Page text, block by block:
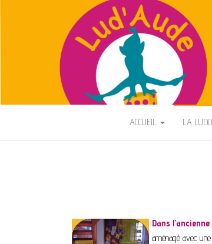
ACCUEIL LA
Dans
aménagé avec